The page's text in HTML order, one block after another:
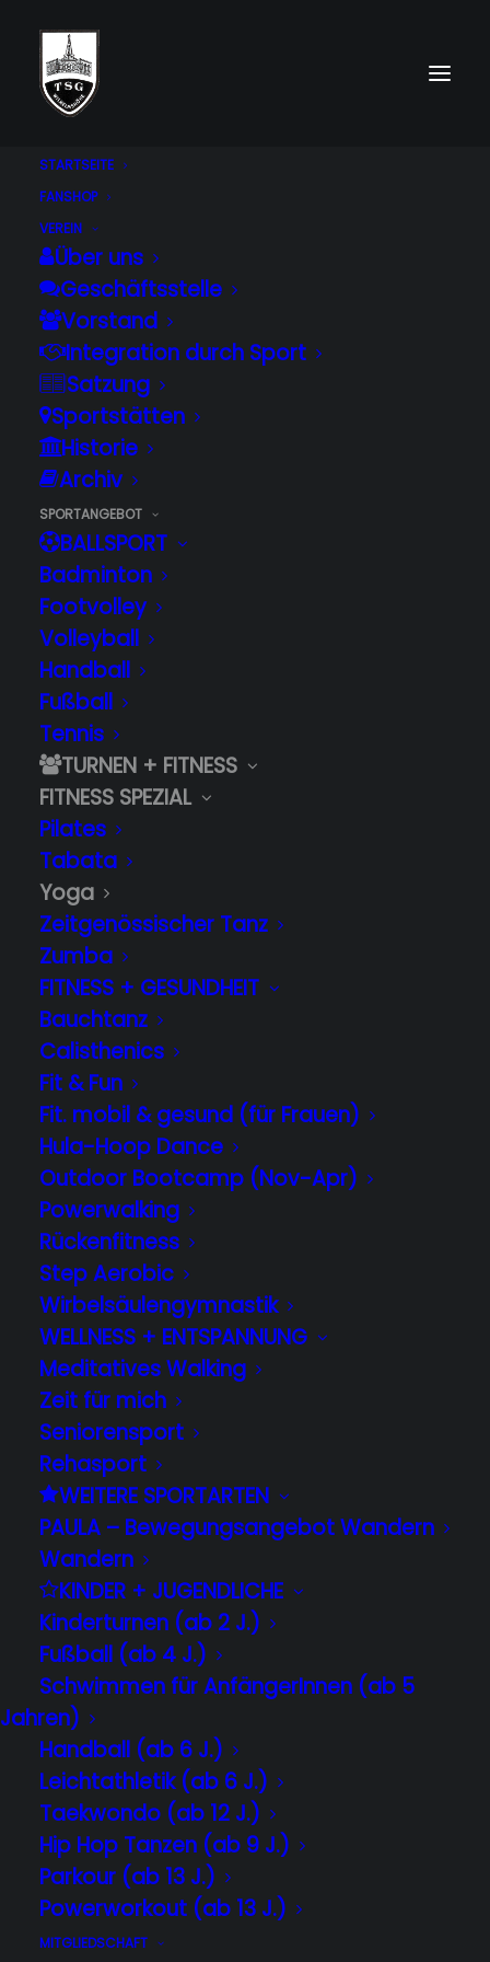
STARTSEITE
FANSHOP
VEREIN
Über uns
Geschäftsstelle
Vorstand
Integration durch Sport
Satzung
Sportstätten
Historie
Archiv
SPORTANGEBOT
BALLSPORT
Badminton
Footvolley
Volleyball
Handball
Fußball
Tennis
TURNEN + FITNESS
FITNESS SPEZIAL
Pilates
Tabata
Yoga
Zeitgenössischer Tanz
Zumba
FITNESS + GESUNDHEIT
Bauchtanz
Calisthenics
Fit & Fun
Fit. mobil & gesund (für Frauen)
Hula-Hoop Dance
Outdoor Bootcamp (Nov-Apr)
Powerwalking
Rückenfitness
Step Aerobic
Wirbelsäulengymnastik
WELLNESS + ENTSPANNUNG
Meditatives Walking
Zeit für mich
Seniorensport
Rehasport
WEITERE SPORTARTEN
PAULA – Bewegungsangebot Wandern
Wandern
KINDER + JUGENDLICHE
Kinderturnen (ab 2 J.)
Fußball (ab 4 J.)
Schwimmen für AnfängerInnen (ab 5
Jahren)
Handball (ab 6 J.)
Leichtathletik (ab 6 J.)
Taekwondo (ab 12 J.)
Hip Hop Tanzen (ab 9 J.)
Parkour (ab 13 J.)
Powerworkout (ab 13 J.)
MITGLIEDSCHAFT
YOGA
Yoga - Bewegung,
Atmung & innere Ruhe
Den Körper erleben in Bewegung und
Ruhe, Zeit und Raum für bewusste
Atmung und tiefe Entspannung.
Die Stunden richten sich sowohl an
Anfänger als auch an Fortgeschrittene.
(Gruppen Donnerstag und Freitag)
Yoga - nach T.K.V.
Desikachar
„Yoga muss sich dem Menschen
anpassen und nicht der Mensch sich
dem Yoga“
Kennzeichen dieser Yogatradition
(Viniyoga) ist ein klares,
gesundheitsorientiertes Konzept.
Weder Akrobatik, noch auspowernde
Fitness stehen im Mittelpunkt, sondern
das Erreichen einer bestimmten
Qualität: Stabilität, Leichtigkeit und die
Ausrichtung des Geistes.
Du wirst in der Stunde da abgeholt, wo
Du gerade stehst und benötigst keine